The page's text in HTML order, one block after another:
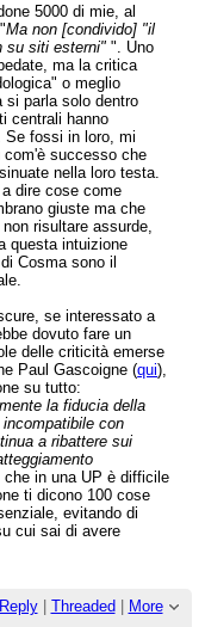
5000 di mie, al
Ma non [condivido] "il
su siti esterni"". Uno
ma la critica
o meglio
si parla solo dentro
centrali hanno
Se fossi in loro, mi
successo che
nella loro testa.
dire cose come
giuste ma che
risultare assurde,
questa intuizione
Cosma sono il
se interessato a
dovuto fare un
delle criticità emerse
Paul Gascoigne (qui),
su tutto:
la fiducia della
con
a ribattere sui
in una UP è difficile
ti dicono 100 cose
evitando di
cui sai di avere
Reply| Threaded
More